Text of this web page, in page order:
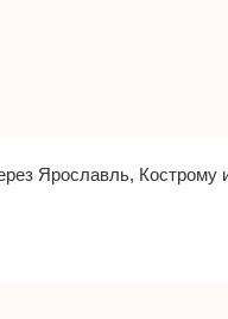
Ярославль, Кострому